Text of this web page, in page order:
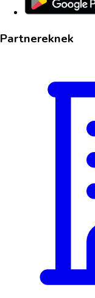
Partnereknek